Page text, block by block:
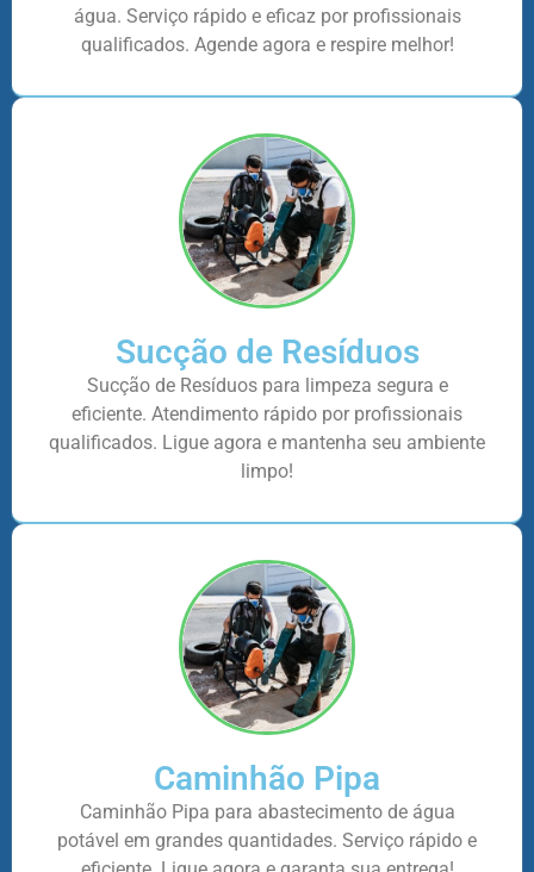
água. Serviço rápido e eficaz por profissionais
qualificados. Agende agora e respire melhor!
Sucção de Resíduos
Sucção de Resíduos para limpeza segura e
eficiente. Atendimento rápido por profissionais
qualificados. Ligue agora e mantenha seu ambiente
limpo!
Caminhão Pipa
Caminhão Pipa para abastecimento de água
potável em grandes quantidades. Serviço rápido e